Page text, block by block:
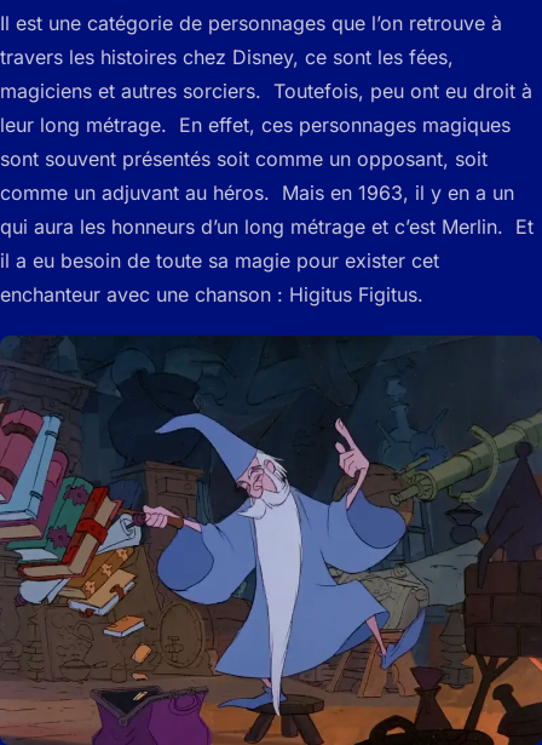
Il est une catégorie de personnages que l’on retrouve à
travers les histoires chez Disney, ce sont les fées,
magiciens et autres sorciers. Toutefois, peu ont eu droit à
leur long métrage. En effet, ces personnages magiques
sont souvent présentés soit comme un opposant, soit
comme un adjuvant au héros. Mais en 1963, il y en a un
qui aura les honneurs d’un long métrage et c’est Merlin. Et
il a eu besoin de toute sa magie pour exister cet
enchanteur avec une chanson : Higitus Figitus.